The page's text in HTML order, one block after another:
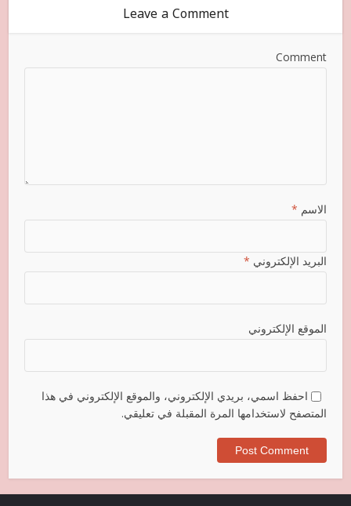
Leave a Comment
Comment
الاسم *
البريد الإلكتروني *
الموقع الإلكتروني
احفظ اسمي، بريدي الإلكتروني، والموقع الإلكتروني في هذا
المتصفح لاستخدامها المرة المقبلة في تعليقي.